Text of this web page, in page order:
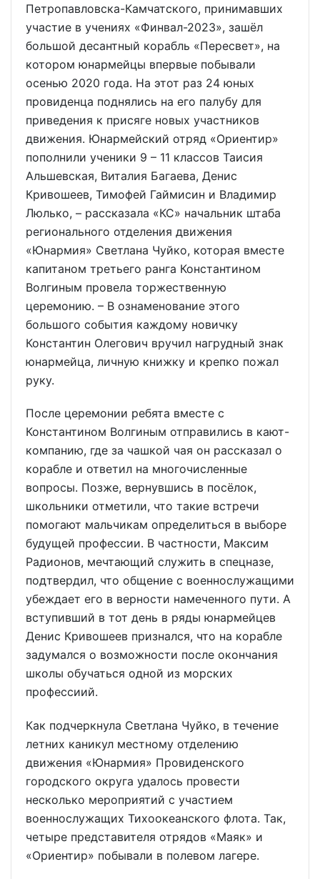
Петропавловска-Камчатского, принимавших
участие в учениях «Финвал-2023», зашёл
большой десантный корабль «Пересвет», на
котором юнармейцы впервые побывали
осенью 2020 года. На этот раз 24 юных
провиденца поднялись на его палубу для
приведения к присяге новых участников
движения. Юнармейский отряд «Ориентир»
пополнили ученики 9 – 11 классов Таисия
Альшевская, Виталия Багаева, Денис
Кривошеев, Тимофей Гаймисин и Владимир
Люлько, – рассказала «КС» начальник штаба
регионального отделения движения
«Юнармия» Светлана Чуйко, которая вместе
капитаном третьего ранга Константином
Волгиным провела торжественную
церемонию. – В ознаменование этого
большого события каждому новичку
Константин Олегович вручил нагрудный знак
юнармейца, личную книжку и крепко пожал
руку.
После церемонии ребята вместе с
Константином Волгиным отправились в кают-
компанию, где за чашкой чая он рассказал о
корабле и ответил на многочисленные
вопросы. Позже, вернувшись в посёлок,
школьники отметили, что такие встречи
помогают мальчикам определиться в выборе
будущей профессии. В частности, Максим
Радионов, мечтающий служить в спецназе,
подтвердил, что общение с военнослужащими
убеждает его в верности намеченного пути. А
вступивший в тот день в ряды юнармейцев
Денис Кривошеев признался, что на корабле
задумался о возможности после окончания
школы обучаться одной из морских
профессиий.
Как подчеркнула Светлана Чуйко, в течение
летних каникул местному отделению
движения «Юнармия» Провиденского
городского округа удалось провести
несколько мероприятий с участием
военнослужащих Тихоокеанского флота. Так,
четыре представителя отрядов «Маяк» и
«Ориентир» побывали в полевом лагере.